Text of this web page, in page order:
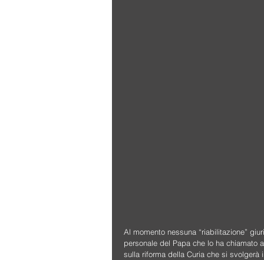
Al momento nessuna “riabilitazione”
personale del Papa che lo ha chiamato
sulla riforma della Curia che si